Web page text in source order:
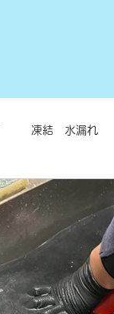
凍結 水漏れ
お風呂 シロア